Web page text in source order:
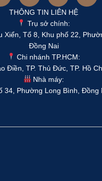
THÔNG TIN LIÊN HỆ
Trụ sở chính:
Xiển, Tổ 8, Khu phố 22,
Đồng Nai
Chi nhánh TP.HCM:
Điền, TP. Thủ Đức, TP. Hồ
Nhà máy:
34, Phường Long Bình, Đồng